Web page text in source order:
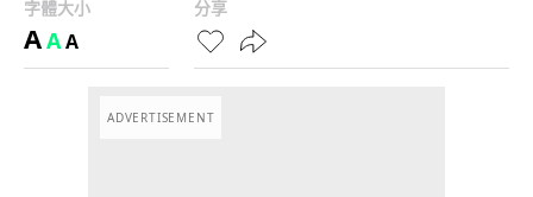
字體大小
AAA
分享
ADVERTISEMENT